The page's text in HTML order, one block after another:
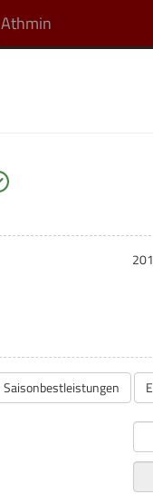
Athmin
startberechtigt
Saisonbestleistungen